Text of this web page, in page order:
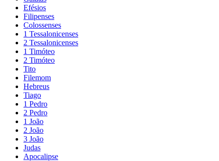
Efésios
Filipenses
Colossenses
1 Tessalonicenses
2 Tessalonicenses
1 Timóteo
2 Timóteo
Tito
Filemom
Hebreus
Tiago
1 Pedro
2 Pedro
1 João
2 João
3 João
Judas
Apocalipse